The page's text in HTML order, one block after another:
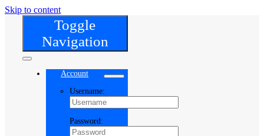
Skip to content
Toggle
Navigation
Account
Username:
Password: